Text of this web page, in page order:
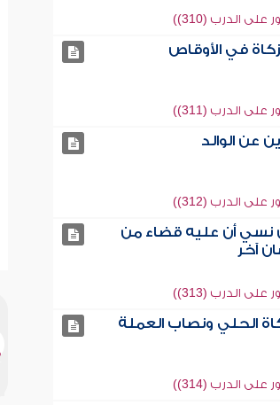
الدرب (310))
في الأوقاص
الدرب (311))
عن الوالد
الدرب (312))
أن عليه قضاء من
آخر
الدرب (313))
الحلي ونصاب العملة
الدرب (314))